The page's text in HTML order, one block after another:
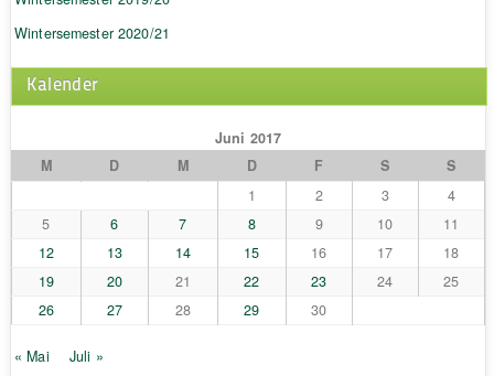
Wintersemester 2020/21
Kalender
Juni 2017
M
D M D F S
S
1
2 3
4
5
6 7 8 9 10
11
12
13 14 15 16 17
18
19
20 21 22 23 24
25
26
27 28 29 30
« Mai Juli »